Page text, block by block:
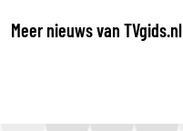
Meer nieuws van TVgids.nl